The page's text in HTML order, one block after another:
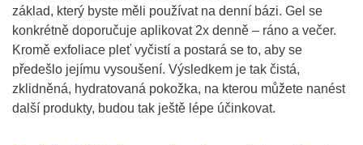
základ, který byste měli používat na denní bázi. Gel se
konkrétně doporučuje aplikovat 2x denně – ráno a večer.
Kromě exfoliace pleť vyčistí a postará se to, aby se
předešlo jejímu vysoušení. Výsledkem je tak čistá,
zklidněná, hydratovaná pokožka, na kterou můžete nanést
další produkty, budou tak ještě lépe účinkovat.